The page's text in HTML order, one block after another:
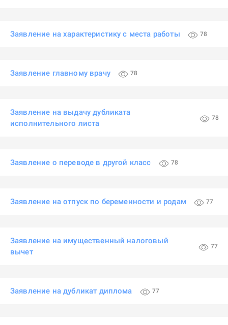
Заявление на характеристику с места работы 78
Заявление главному врачу 78
Заявление на выдачу дубликата
исполнительного листа
78
Заявление о переводе в другой класс 78
Заявление на отпуск по беременности и родам 77
Заявление на имущественный налоговый
вычет
77
Заявление на дубликат диплома 77